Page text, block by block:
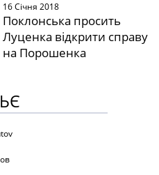
16 Січня 2018
Поклонська просить
Луценка відкрити справу
на Порошенка